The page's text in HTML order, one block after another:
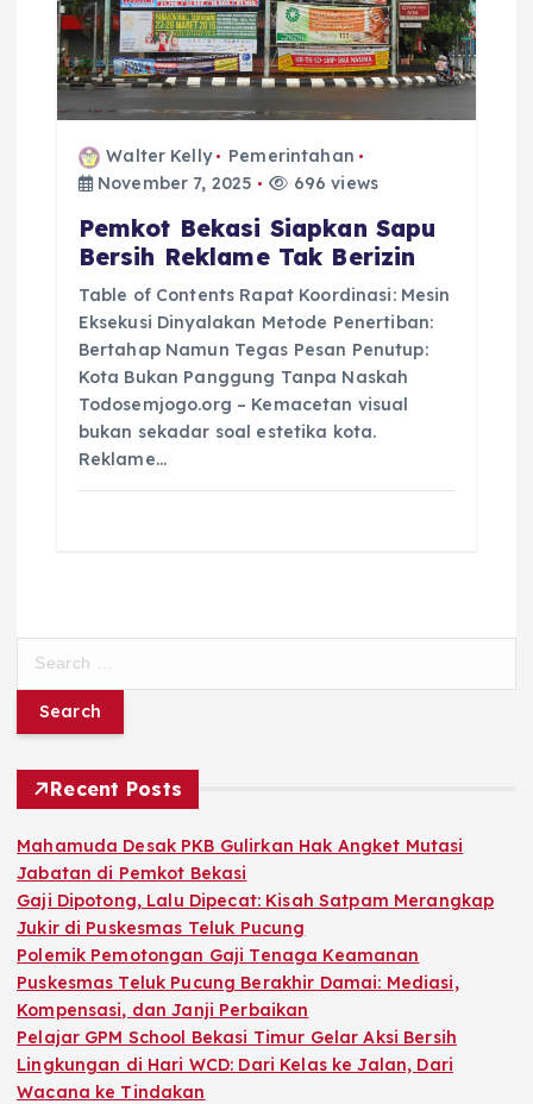
Walter Kelly
Pemerintahan
November 7, 2025
696 views
Pemkot Bekasi Siapkan Sapu
Bersih Reklame Tak Berizin
Table of Contents Rapat Koordinasi: Mesin
Eksekusi Dinyalakan Metode Penertiban:
Bertahap Namun Tegas Pesan Penutup:
Kota Bukan Panggung Tanpa Naskah
Todosemjogo.org – Kemacetan visual
bukan sekadar soal estetika kota.
Reklame…
r
f
o
r
:
Recent Posts
Mahamuda Desak PKB Gulirkan Hak Angket Mutasi
Jabatan di Pemkot Bekasi
Gaji Dipotong, Lalu Dipecat: Kisah Satpam Merangkap
Jukir di Puskesmas Teluk Pucung
Polemik Pemotongan Gaji Tenaga Keamanan
Puskesmas Teluk Pucung Berakhir Damai: Mediasi,
Kompensasi, dan Janji Perbaikan
Pelajar GPM School Bekasi Timur Gelar Aksi Bersih
Lingkungan di Hari WCD: Dari Kelas ke Jalan, Dari
Wacana ke Tindakan